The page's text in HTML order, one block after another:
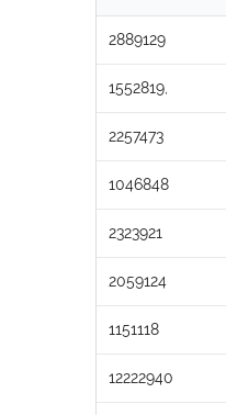
2889129
1552819,
2257473
1046848
2323921
2059124
1151118
12222940